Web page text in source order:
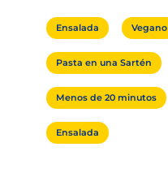
Ensalada Vegano
Pasta en una Sartén
Menos de 20 minutos
Ensalada